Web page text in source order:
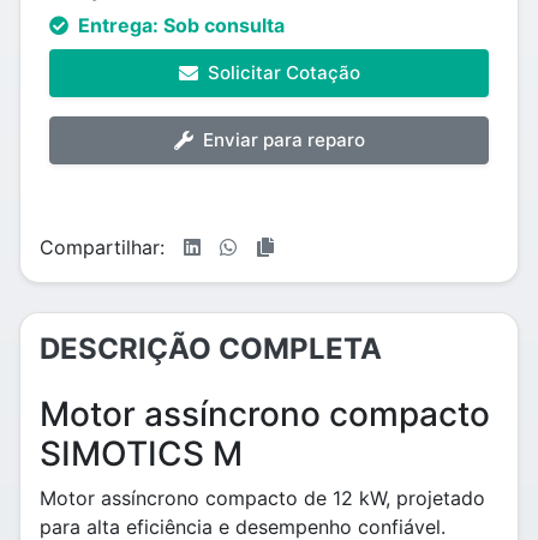
Entrega: Sob consulta
Solicitar Cotação
Enviar para reparo
Compartilhar:
DESCRIÇÃO COMPLETA
Motor assíncrono compacto
SIMOTICS M
Motor assíncrono compacto de 12 kW, projetado
para alta eficiência e desempenho confiável.